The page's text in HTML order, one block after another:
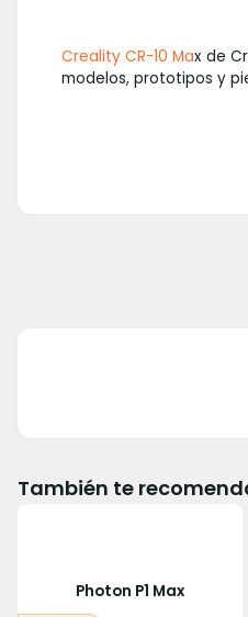
Creality CR-10 Max de
modelos, prototipos y
También te
Photon P1 Max